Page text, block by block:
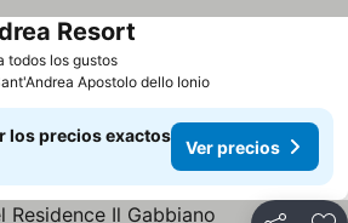
todos los gustos
Resort
Apostolo dello Ionio
los precios exactos
Ver precios